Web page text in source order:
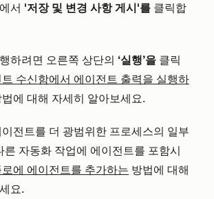
서 '저장 및 변경 사항 게시'를 클릭합
하려면 오른쪽 상단의 ‘실행’을 클릭
수신함에서 에이전트 출력을 실행하
법에 대해 자세히 알아보세요.
전트를 더 광범위한 프로세스의 일부
른 자동화 작업에 에이전트를 포함시
에 에이전트를 추가하는 방법에 대해
요.